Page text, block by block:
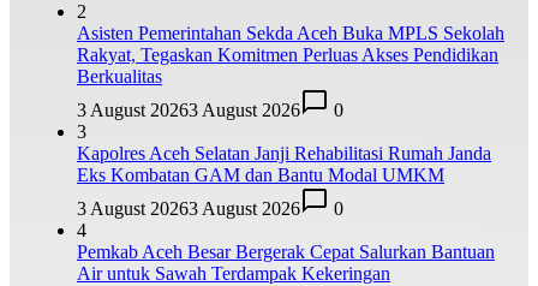
2
Asisten Pemerintahan Sekda Aceh Buka MPLS Sekolah
Rakyat, Tegaskan Komitmen Perluas Akses Pendidikan
Berkualitas
3 August 20263 August 2026
0
3
Kapolres Aceh Selatan Janji Rehabilitasi Rumah Janda
Eks Kombatan GAM dan Bantu Modal UMKM
3 August 20263 August 2026
0
4
Pemkab Aceh Besar Bergerak Cepat Salurkan Bantuan
Air untuk Sawah Terdampak Kekeringan